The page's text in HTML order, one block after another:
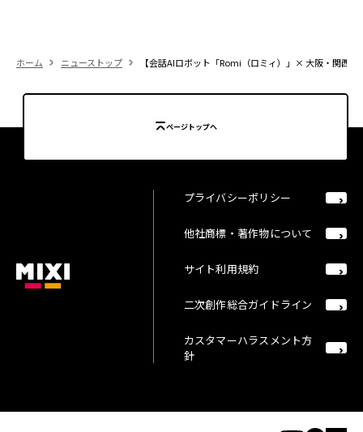
ホーム ニューストップ 【会話AIロボット「Romi（ロミィ）」× 大阪・関西
ページトップへ
プライバシーポリシー
他社商標・著作物について
サイト利用規約
二次創作総合ガイドライン
カスタマーハラスメント方
針